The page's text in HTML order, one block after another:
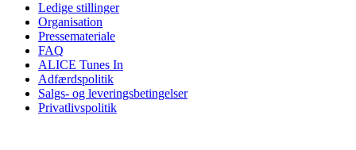
Ledige stillinger
Organisation
Pressemateriale
FAQ
ALICE Tunes In
Adfærdspolitik
Salgs- og leveringsbetingelser
Privatlivspolitik